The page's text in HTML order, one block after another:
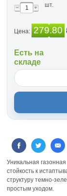
шт.
Цена: 279.80
Есть на
складе
Уникальная
стойкость к
структуру темно-
простым уходом.